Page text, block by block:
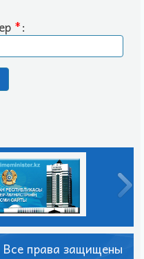
*:
права защищены